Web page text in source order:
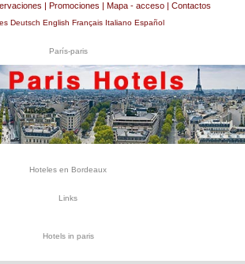
| Promociones | Mapa - acceso| Contactos
Deutsch English Français Italiano Español
París-paris
Hoteles en Bordeaux
Links
Hotels in paris